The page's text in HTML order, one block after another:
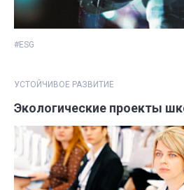
#ESG
УСТОЙЧИВОЕ РАЗВИТИЕ
Экологические проекты